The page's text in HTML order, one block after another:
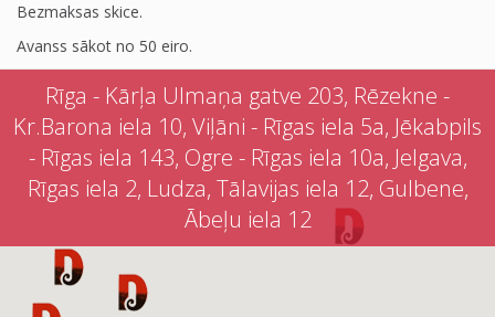
Bezmaksas skice.
Avanss sākot no 50 eiro.
Rīga - Kārļa Ulmaņa gatve 203, Rēzekne -
Kr.Barona iela 10, Viļāni - Rīgas iela 5a, Jēkabpils
- Rīgas iela 143, Ogre - Rīgas iela 10a, Jelgava,
Rīgas iela 2, Ludza, Tālavijas iela 12, Gulbene,
Ābeļu iela 12